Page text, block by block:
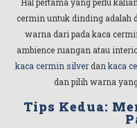
Hal pertama yang perlu
cermin untuk dinding adalah
warna dari pada kaca
ambience ruangan atau
kaca cermin silverdankaca
dan pilih warna
Tips Kedua: